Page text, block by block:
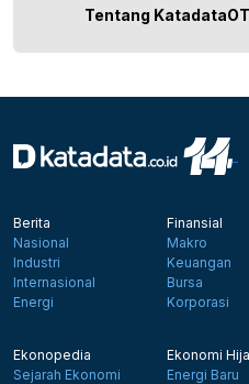
Tentang
Berita
Nasional
Industri
Internasional
Energi
Finansial
Makro
Keuangan
Bursa
Korporasi
Ekonopedia
Sejarah Ekonomi
Ekonomi
Energi Baru